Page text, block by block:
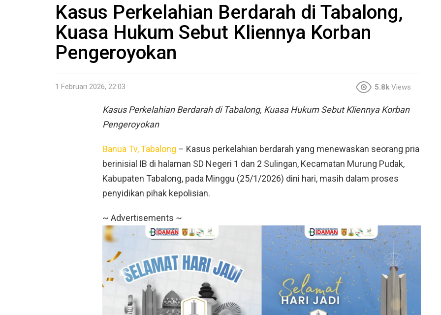
Kasus Perkelahian Berdarah di Tabalong,
Kuasa Hukum Sebut Kliennya Korban
Pengeroyokan
1 Februari 2026, 22:03 5.8k Views
Kasus Perkelahian Berdarah di Tabalong, Kuasa Hukum Sebut Kliennya Korban
Pengeroyokan
Banua Tv, Tabalong – Kasus perkelahian berdarah yang menewaskan seorang pria
berinisial IB di halaman SD Negeri 1 dan 2 Sulingan, Kecamatan Murung Pudak,
Kabupaten Tabalong, pada Minggu (25/1/2026) dini hari, masih dalam proses
penyidikan pihak kepolisian.
~ Advertisements ~